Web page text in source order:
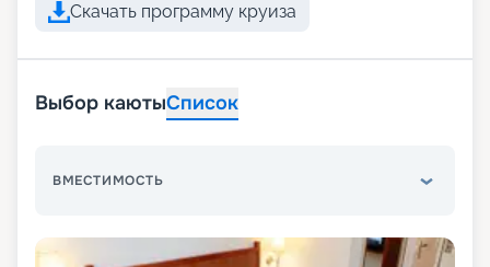
Скачать программу круиза
Выбор каютыСписок
ВМЕСТИМОСТЬ